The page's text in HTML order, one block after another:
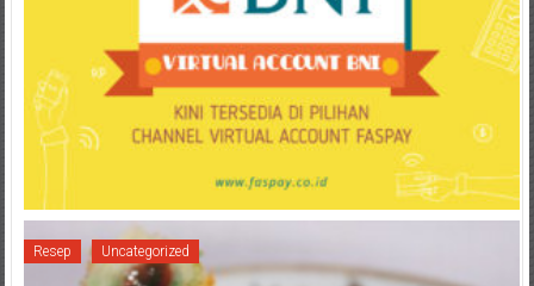
Resep Uncategorized